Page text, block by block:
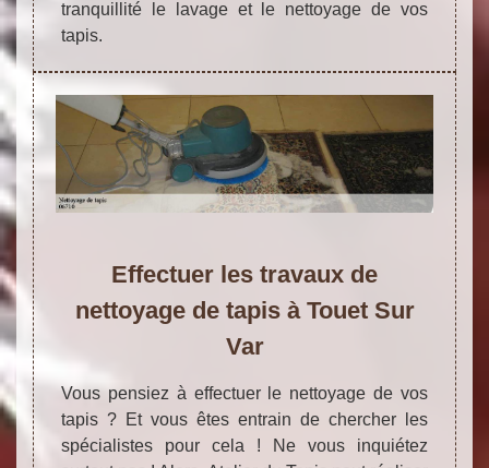
tranquillité le lavage et le nettoyage de vos
tapis.
Effectuer les travaux de
nettoyage de tapis à Touet Sur
Var
Vous pensiez à effectuer le nettoyage de vos
tapis ? Et vous êtes entrain de chercher les
spécialistes pour cela ! Ne vous inquiétez